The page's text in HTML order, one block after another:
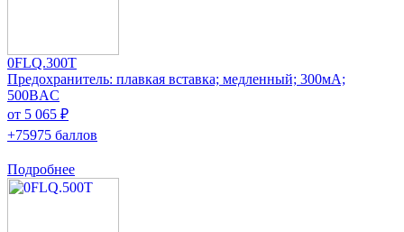
0FLQ.300T
Предохранитель: плавкая вставка; медленный; 300мА;
500ВAC
от 5 065 ₽
+75975 баллов
Подробнее